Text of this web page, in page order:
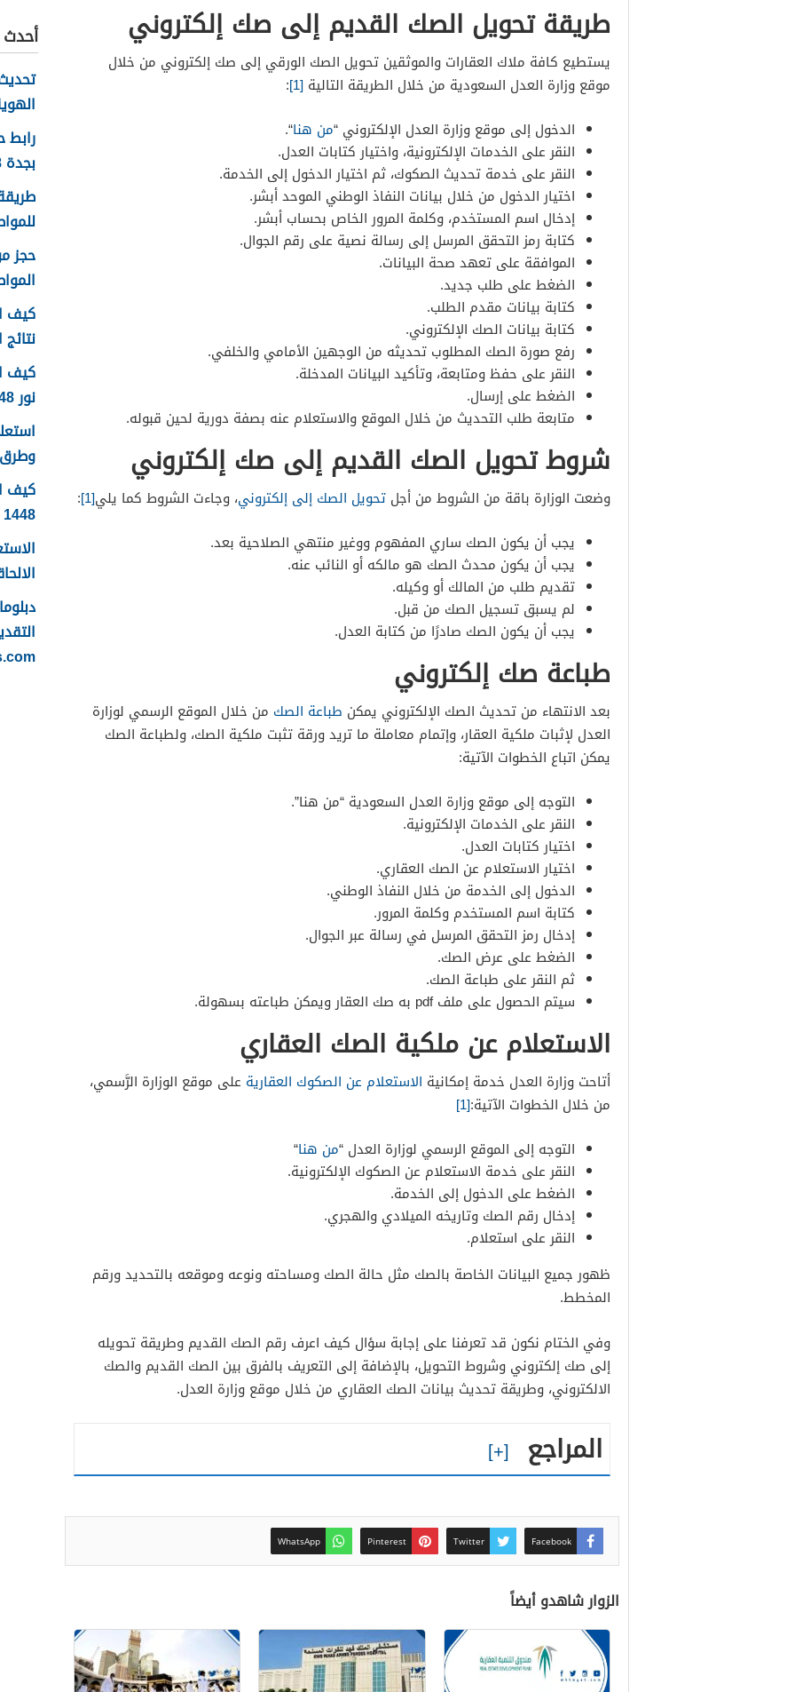
طريقة تحويل الصك القديم إلى صك إلكتروني
يستطيع كافة ملاك العقارات والموثقين تحويل الصك الورقي إلى صك إلكتروني من خلال
موقع وزارة العدل السعودية من خلال الطريقة التالية [1]
:
الدخول إلى موقع وزارة العدل الإلكتروني “من هنا“.
النقر على الخدمات الإلكترونية، واختيار كتابات العدل.
النقر على خدمة تحديث الصكوك، ثم اختيار الدخول إلى الخدمة.
اختيار الدخول من خلال بيانات النفاذ الوطني الموحد أبشر.
إدخال اسم المستخدم، وكلمة المرور الخاص بحساب أبشر.
كتابة رمز التحقق المرسل إلى رسالة نصية على رقم الجوال.
الموافقة على تعهد صحة البيانات.
الضغط على طلب جديد.
كتابة بيانات مقدم الطلب.
كتابة بيانات الصك الإلكتروني.
رفع صورة الصك المطلوب تحديثه من الوجهين الأمامي والخلفي.
النقر على حفظ ومتابعة، وتأكيد البيانات المدخلة.
الضغط على إرسال.
متابعة طلب التحديث من خلال الموقع والاستعلام عنه بصفة دورية لحين قبوله.
شروط تحويل الصك القديم إلى صك إلكتروني
وضعت الوزارة باقة من الشروط من أجل تحويل الصك إلى إلكتروني، وجاءت الشروط كما يلي[1]
:
يجب أن يكون الصك ساري المفهوم ووغير منتهي الصلاحية بعد.
يجب أن يكون محدث الصك هو مالكه أو النائب عنه.
تقديم طلب من المالك أو وكيله.
لم يسبق تسجيل الصك من قبل.
يجب أن يكون الصك صادرًا من كتابة العدل.
طباعة صك إلكتروني
بعد الانتهاء من تحديث الصك الإلكتروني يمكن طباعة الصك من خلال الموقع الرسمي لوزارة
العدل لإثبات ملكية العقار، وإتمام معاملة ما تريد ورقة تثبت ملكية الصك، ولطباعة الصك
يمكن اتباع الخطوات الآتية:
التوجه إلى موقع وزارة العدل السعودية “من هنا”.
النقر على الخدمات الإلكترونية.
اختيار كتابات العدل.
اختيار الاستعلام عن الصك العقاري.
الدخول إلى الخدمة من خلال النفاذ الوطني.
كتابة اسم المستخدم وكلمة المرور.
إدخال رمز التحقق المرسل في رسالة عبر الجوال.
الضغط على عرض الصك.
ثم النقر على طباعة الصك.
سيتم الحصول على ملف pdf به صك العقار ويمكن طباعته بسهولة.
الاستعلام عن ملكية الصك العقاري
أتاحت وزارة العدل خدمة إمكانية الاستعلام عن الصكوك العقارية على موقع الوزارة الرَّسمي،
من خلال الخطوات الآتية:[1]
التوجه إلى الموقع الرسمي لوزارة العدل “من هنا“
النقر على خدمة الاستعلام عن الصكوك الإلكترونية.
الضغط على الدخول إلى الخدمة.
إدخال رقم الصك وتاريخه الميلادي والهجري.
النقر على استعلام.
ظهور جميع البيانات الخاصة بالصك مثل حالة الصك ومساحته ونوعه وموقعه بالتحديد ورقم
المخطط.
وفي الختام نكون قد تعرفنا على إجابة سؤال كيف اعرف رقم الصك القديم وطريقة تحويله
إلى صك إلكتروني وشروط التحويل، بالإضافة إلى التعريف بالفرق بين الصك القديم والصك
الالكتروني، وطريقة تحديث بيانات الصك العقاري من خلال موقع وزارة العدل.
المراجع
Facebook
Twitter
Pinterest
WhatsApp
الزوار شاهدو أيضاً
أحدث
الهوية 1448
بجدة 1448
كيف
نتائج
كيف
نور 1448
كيف
1448